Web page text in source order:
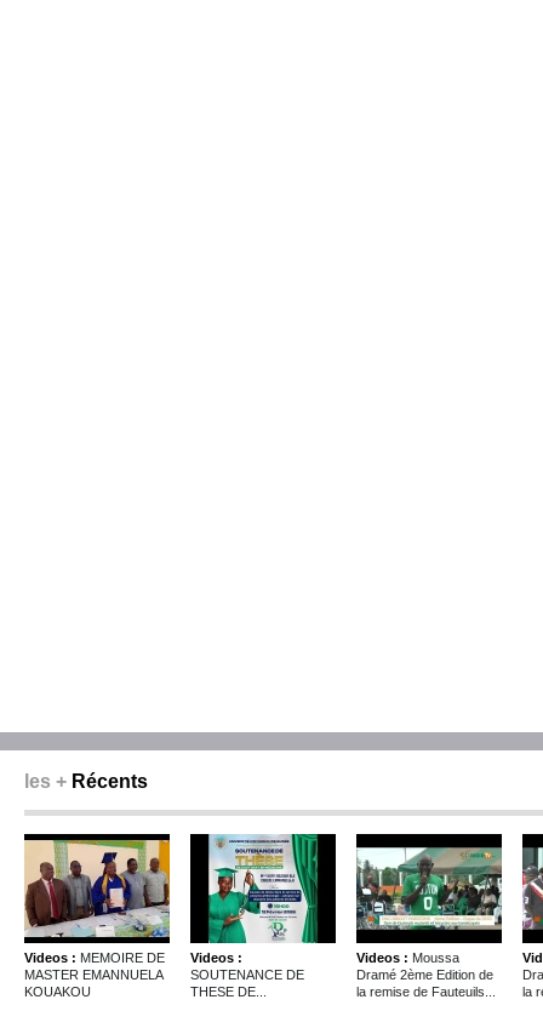
les + Récents
Videos : MEMOIRE DE
MASTER EMANNUELA
KOUAKOU
Videos :
SOUTENANCE DE
THESE DE...
Videos : Moussa
Dramé 2ème Edition de
la remise de Fauteuils...
la